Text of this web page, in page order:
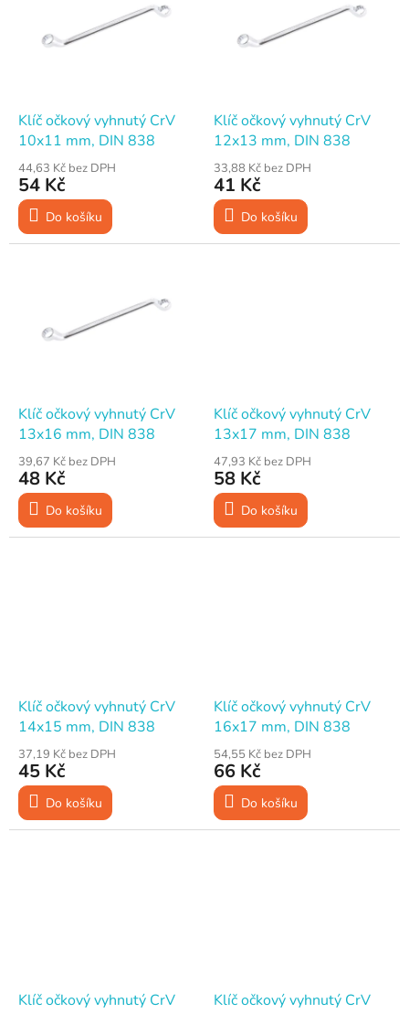
Klíč očkový vyhnutý CrV
10x11 mm, DIN 838
44,63 Kč bez DPH
54 Kč
Do košíku
Klíč očkový vyhnutý CrV
12x13 mm, DIN 838
33,88 Kč bez DPH
41 Kč
Do košíku
Klíč očkový vyhnutý CrV
13x16 mm, DIN 838
39,67 Kč bez DPH
48 Kč
Do košíku
Klíč očkový vyhnutý CrV
13x17 mm, DIN 838
47,93 Kč bez DPH
58 Kč
Do košíku
Klíč očkový vyhnutý CrV
14x15 mm, DIN 838
37,19 Kč bez DPH
45 Kč
Do košíku
Klíč očkový vyhnutý CrV
16x17 mm, DIN 838
54,55 Kč bez DPH
66 Kč
Do košíku
Klíč očkový vyhnutý CrV
Klíč očkový vyhnutý CrV